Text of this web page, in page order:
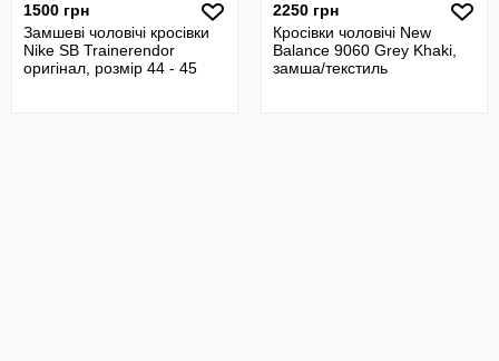
1500 грн
Замшеві чоловічі кросівки
Nike SB Trainerendor
оригінал, розмір 44 - 45
2250 грн
Кросівки чоловічі New
Balance 9060 Grey Khaki,
замша/текстиль